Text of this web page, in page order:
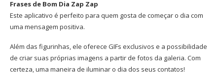
Frases de Bom Dia Zap Zap
Este aplicativo é perfeito para quem gosta de começar o dia com
uma mensagem positiva.
Além das figurinhas, ele oferece GIFs exclusivos e a possibilidade
de criar suas próprias imagens a partir de fotos da galeria. Com
certeza, uma maneira de iluminar o dia dos seus contatos!